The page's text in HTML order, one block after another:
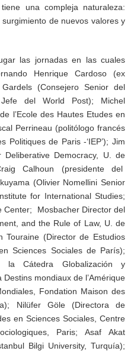
una compleja naturaleza:
de nuevos valores y
las jornadas en las cuales
Henrique Cardoso (ex
(Consejero Senior del
del World Post); Michel
l’Ecole des Hautes Etudes en
Perrineau (politólogo francés
Politiques de Paris -‘IEP’); Jim
Democracy, U. de
Calhoun (presidente del
(Olivier Nomellini Senior
for International Studies;
Center; Mosbacher Director del
and the Rule of Law, U. de
Touraine (Director de Estudios
Sciences Sociales de París);
la Cátedra Globalización y
mondiaux de l’Amérique
Fondation Maison des
Nilüfer Göle (Directora de
en Sciences Sociales, Centre
Paris; Asaf Akat
Bilgi University, Turquía);